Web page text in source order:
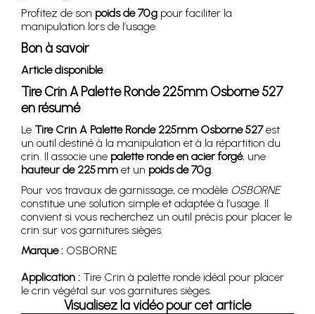
Profitez de son poids de 70 g pour faciliter la
manipulation lors de l’usage.
Bon à savoir
Article disponible.
Tire Crin A Palette Ronde 225mm Osborne 527
en résumé
Le Tire Crin A Palette Ronde 225mm Osborne 527est
un outil destiné à la manipulation et à la répartition du
crin. Il associe une palette ronde en acier forgé, une
hauteur de 225 mm et un poids de 70 g
Pour vos travaux de garnissage, ce modèle OSBORNE
constitue une solution simple et adaptée à l’usage. Il
convient si vous recherchez un outil précis pour placer le
crin sur vos garnitures sièges.
Marque : OSBORNE
Application : Tire Crin à palette ronde idéal pour placer
le crin végétal sur vos garnitures sièges.
Visualisez la vidéo pour cet article